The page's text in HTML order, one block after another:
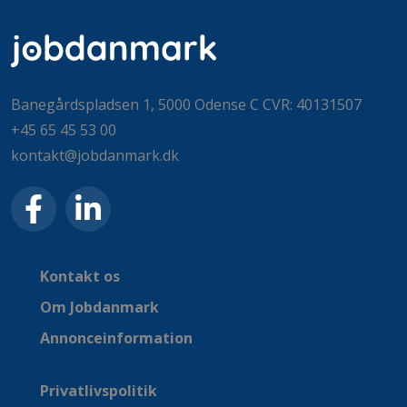
Banegårdspladsen 1, 5000 Odense C CVR: 40131507
+45 65 45 53 00
kontakt@jobdanmark.dk
Kontakt os
Om Jobdanmark
Annonceinformation
Privatlivspolitik